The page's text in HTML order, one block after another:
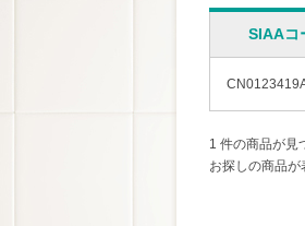
SIAAコ
1 件の商品が見
お探しの商品が